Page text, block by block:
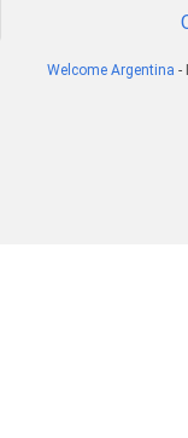
Welcome Argentina -